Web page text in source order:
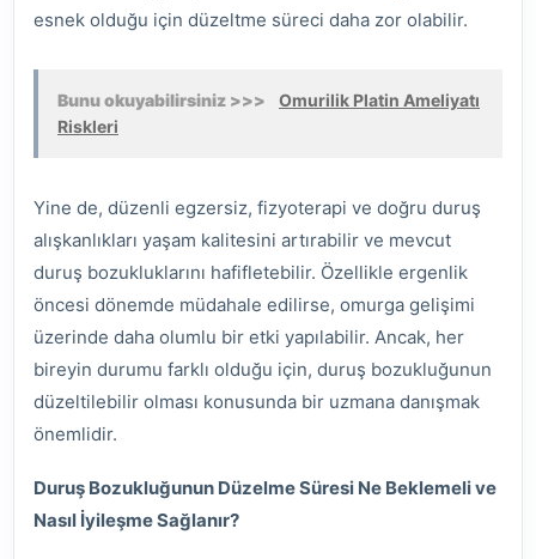
esnek olduğu için düzeltme süreci daha zor olabilir.
Bunu okuyabilirsiniz >>>
Omurilik Platin Ameliyatı
Riskleri
Yine de, düzenli egzersiz, fizyoterapi ve doğru duruş
alışkanlıkları yaşam kalitesini artırabilir ve mevcut
duruş bozukluklarını hafifletebilir. Özellikle ergenlik
öncesi dönemde müdahale edilirse, omurga gelişimi
üzerinde daha olumlu bir etki yapılabilir. Ancak, her
bireyin durumu farklı olduğu için, duruş bozukluğunun
düzeltilebilir olması konusunda bir uzmana danışmak
önemlidir.
Duruş Bozukluğunun Düzelme Süresi Ne Beklemeli ve
Nasıl İyileşme Sağlanır?